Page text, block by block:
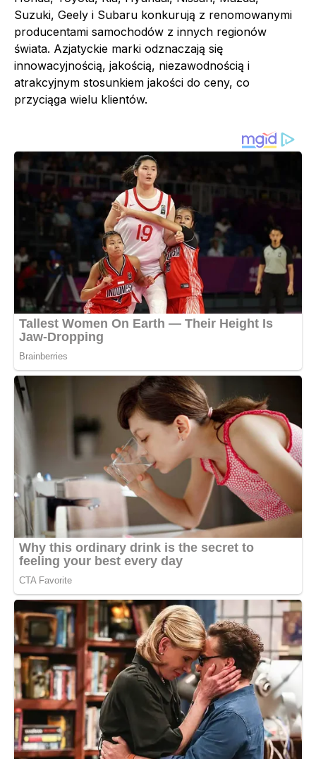
Suzuki, Geely i Subaru konkurują z renomowanymi
producentami samochodów z innych regionów
świata. Azjatyckie marki odznaczają się
innowacyjnością, jakością, niezawodnością i
atrakcyjnym stosunkiem jakości do ceny, co
przyciąga wielu klientów.